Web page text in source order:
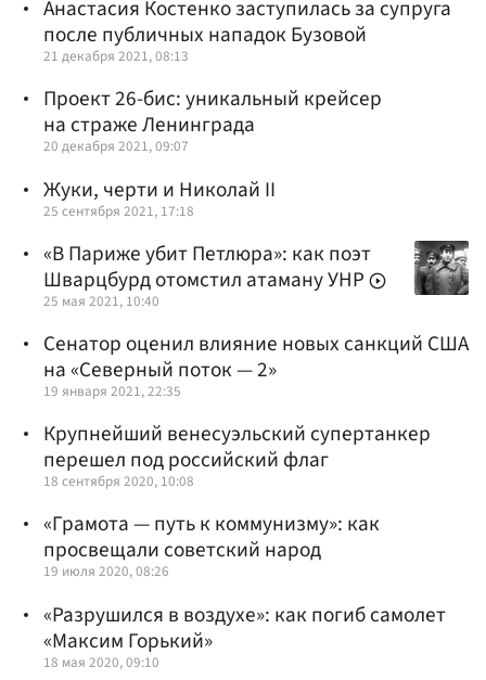
Анастасия Костенко заступилась за супруга
после публичных нападок Бузовой
21 декабря 2021, 08:13
Проект 26-бис: уникальный крейсер
на страже Ленинграда
20 декабря 2021, 09:07
Жуки, черти и Николай II
25 сентября 2021, 17:18
«В Париже убит Петлюра»: как поэт
Шварцбурд отомстил атаману УНР
25 мая 2021, 10:40
Сенатор оценил влияние новых санкций США
на «Северный поток — 2»
19 января 2021, 22:35
Крупнейший венесуэльский супертанкер
перешел под российский флаг
18 сентября 2020, 10:08
«Грамота — путь к коммунизму»: как
просвещали советский народ
19 июля 2020, 08:26
«Разрушился в воздухе»: как погиб самолет
«Максим Горький»
18 мая 2020, 09:10